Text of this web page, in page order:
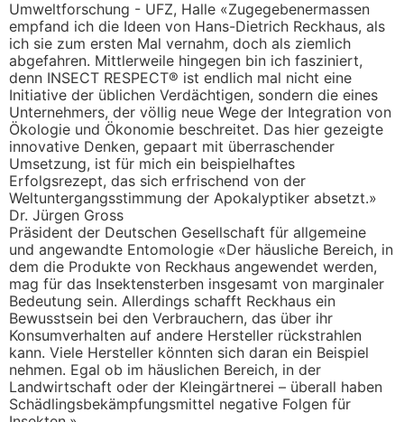
Umweltforschung - UFZ, Halle «Zugegebenermassen
empfand ich die Ideen von Hans-Dietrich Reckhaus, als
ich sie zum ersten Mal vernahm, doch als ziemlich
abgefahren. Mittlerweile hingegen bin ich fasziniert,
denn INSECT RESPECT® ist endlich mal nicht eine
Initiative der üblichen Verdächtigen, sondern die eines
Unternehmers, der völlig neue Wege der Integration von
Ökologie und Ökonomie beschreitet. Das hier gezeigte
innovative Denken, gepaart mit überraschender
Umsetzung, ist für mich ein beispielhaftes
Erfolgsrezept, das sich erfrischend von der
Weltuntergangsstimmung der Apokalyptiker absetzt.»
Dr. Jürgen Gross
Präsident der Deutschen Gesellschaft für allgemeine
und angewandte Entomologie «Der häusliche Bereich, in
dem die Produkte von Reckhaus angewendet werden,
mag für das Insektensterben insgesamt von marginaler
Bedeutung sein. Allerdings schafft Reckhaus ein
Bewusstsein bei den Verbrauchern, das über ihr
Konsumverhalten auf andere Hersteller rückstrahlen
kann. Viele Hersteller könnten sich daran ein Beispiel
nehmen. Egal ob im häuslichen Bereich, in der
Landwirtschaft oder der Kleingärtnerei – überall haben
Schädlingsbekämpfungsmittel negative Folgen für